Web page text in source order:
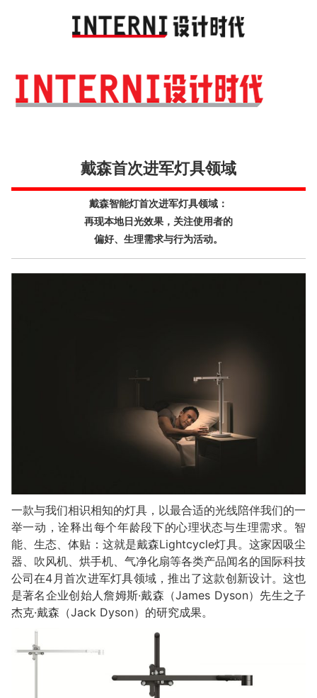
戴森首次进军灯具领域
戴森智能灯首次进军灯具领域：
再现本地日光效果，关注使用者的
偏好、生理需求与行为活动。
一款与我们相识相知的灯具，以最合适的光线陪伴我们的一
举一动，诠释出每个年龄段下的心理状态与生理需求。智
能、生态、体贴：这就是戴森Lightcycle灯具。这家因吸尘
器、吹风机、烘手机、气净化扇等各类产品闻名的国际科技
公司在4月首次进军灯具领域，推出了这款创新设计。这也
是著名企业创始人詹姆斯·戴森（James Dyson）先生之子
杰克·戴森（Jack Dyson）的研究成果。